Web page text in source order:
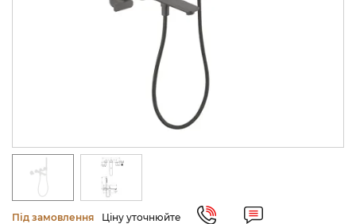
Під замовлення
Ціну уточнюйте